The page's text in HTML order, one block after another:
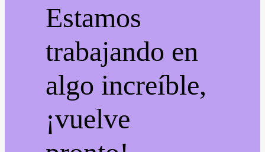
Estamos
trabajando en
algo increíble,
¡vuelve